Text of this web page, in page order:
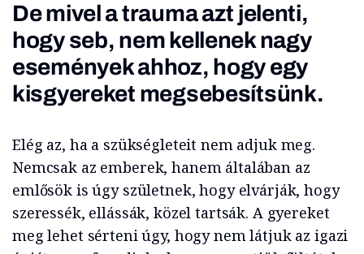
De mivel a trauma azt jelenti,
hogy seb, nem kellenek nagy
események ahhoz, hogy egy
kisgyereket megsebesítsünk.
Elég az, ha a szükségleteit nem adjuk meg.
Nemcsak az emberek, hanem általában az
emlősök is úgy születnek, hogy elvárják, hogy
szeressék, ellássák, közel tartsák. A gyereket
meg lehet sérteni úgy, hogy nem látjuk az igazi